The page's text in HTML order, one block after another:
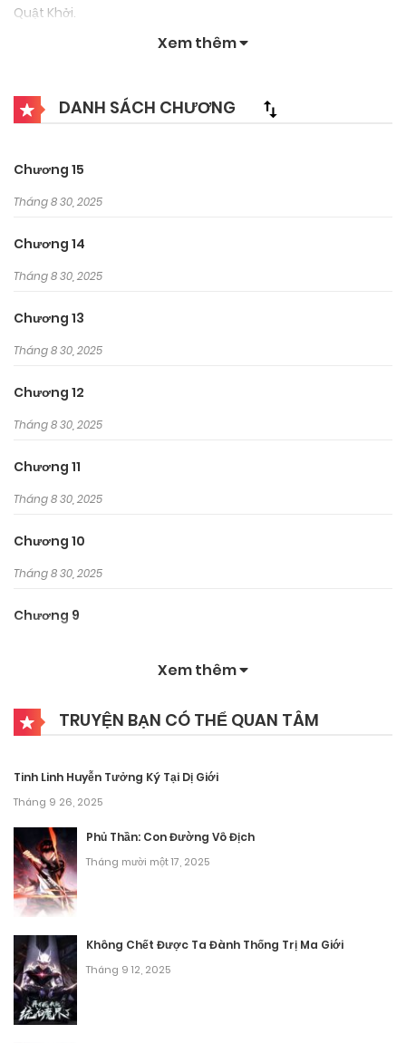
Quật Khởi.
Xem thêm
DANH SÁCH CHƯƠNG
Chương 15
Tháng 8 30, 2025
Chương 14
Tháng 8 30, 2025
Chương 13
Tháng 8 30, 2025
Chương 12
Tháng 8 30, 2025
Chương 11
Tháng 8 30, 2025
Chương 10
Tháng 8 30, 2025
Chương 9
Tháng 8 30, 2025
Tháng 8 30, 2025
Chương 6
Tháng 8 30, 2025
Chương 5
Tháng 8 30, 2025
Chương 4
Tháng 8 30, 2025
Xem thêm
TRUYỆN BẠN CÓ THỂ QUAN TÂM
Tinh Linh Huyễn Tưởng Ký Tại Dị Giới
Tháng 9 26, 2025
Phủ Thần: Con Đường Vô Địch
Tháng mười một 17, 2025
Không Chết Được Ta Đành Thống Trị Ma Giới
Tháng 9 12, 2025